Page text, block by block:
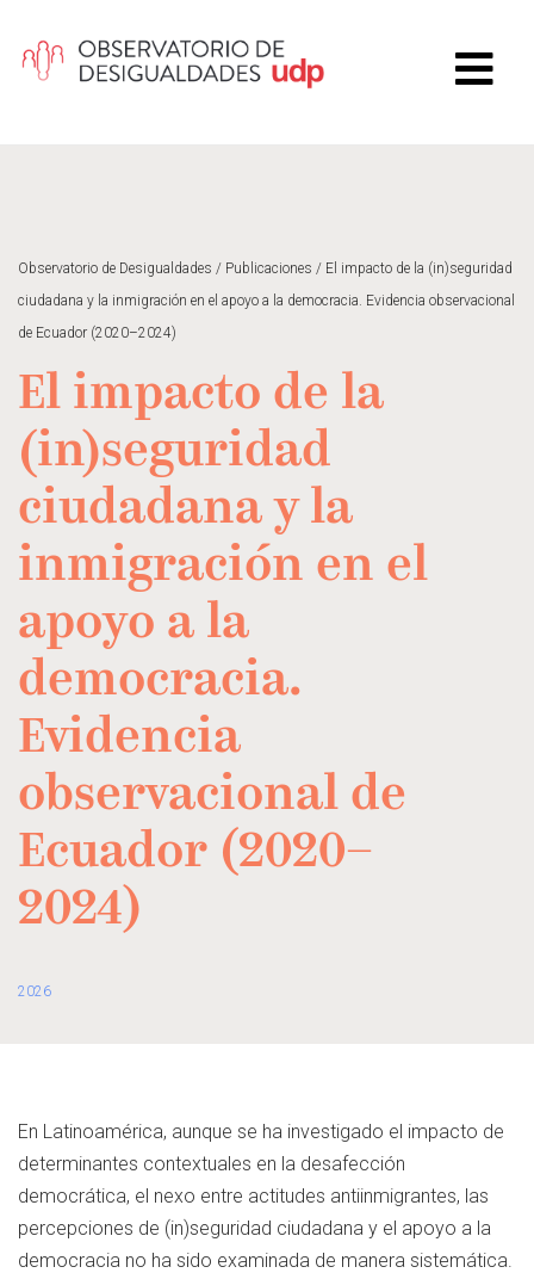
Observatorio de Desigualdades / Publicaciones / El impacto de la (in)seguridad
ciudadana y la inmigración en el apoyo a la democracia. Evidencia observacional
de Ecuador (2020–2024)
El impacto de la
(in)seguridad
ciudadana y la
inmigración en el
apoyo a la
democracia.
Evidencia
observacional de
Ecuador (2020–
2024)
2026
En Latinoamérica, aunque se ha investigado el impacto de
determinantes contextuales en la desafección
democrática, el nexo entre actitudes antiinmigrantes, las
percepciones de (in)seguridad ciudadana y el apoyo a la
democracia no ha sido examinada de manera sistemática.